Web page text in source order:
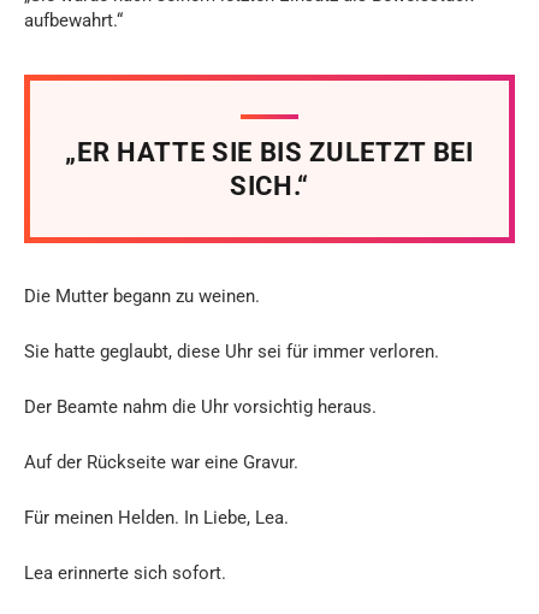
aufbewahrt.“
„ER HATTE SIE BIS ZULETZT BEI
SICH.“
Die Mutter begann zu weinen.
Sie hatte geglaubt, diese Uhr sei für immer verloren.
Der Beamte nahm die Uhr vorsichtig heraus.
Auf der Rückseite war eine Gravur.
Für meinen Helden. In Liebe, Lea.
Lea erinnerte sich sofort.